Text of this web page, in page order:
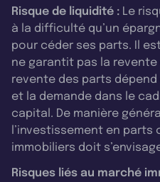
Risque de liquidité : Le
à la difficulté qu’un
pour céder ses parts. Il
ne garantit pas la revente
revente des parts dépend
et la demande dans le
capital. De manière
l’investissement en
immobiliers doit
Risques liés au marché